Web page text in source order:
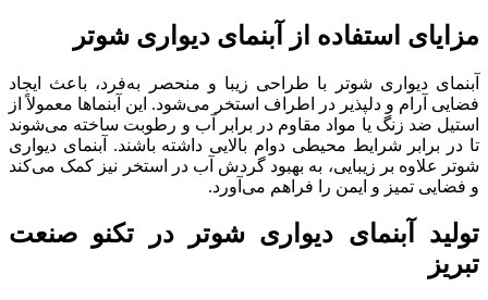
مزایای استفاده از آبنمای دیواری شوتر
آبنمای دیواری شوتر با طراحی زیبا و منحصر به‌فرد، باعث ایجاد
فضایی آرام و دلپذیر در اطراف استخر می‌شود. این آبنماها معمولاً از
استیل ضد زنگ یا مواد مقاوم در برابر آب و رطوبت ساخته می‌شوند
تا در برابر شرایط محیطی دوام بالایی داشته باشند. آبنمای دیواری
شوتر علاوه بر زیبایی، به بهبود گردش آب در استخر نیز کمک می‌کند
و فضایی تمیز و ایمن را فراهم می‌آورد.
تولید آبنمای دیواری شوتر در تکنو صنعت
تبریز